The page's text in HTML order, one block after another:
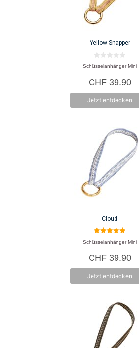
Yellow Snapper
0
v
n
5
Schlüsselanhänger Mini
CHF39.90
Jetzt entdecken
Cloud
5.00
von 5
Schlüsselanhänger Mini
CHF39.90
Jetzt entdecken